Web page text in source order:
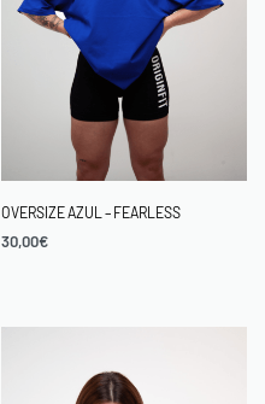
OVERSIZE AZUL – FEARLESS
30,00€